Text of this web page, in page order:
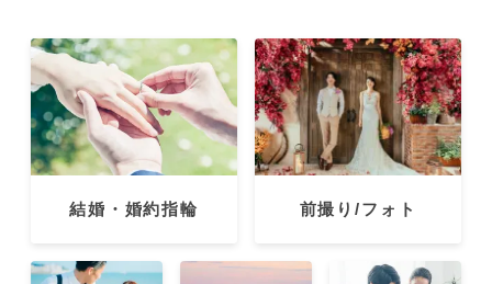
結婚・婚約指輪 前撮り/フォト